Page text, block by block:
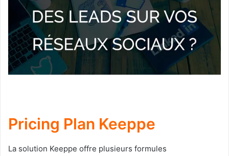
Pricing Plan Keeppe
La solution Keeppe offre plusieurs formules